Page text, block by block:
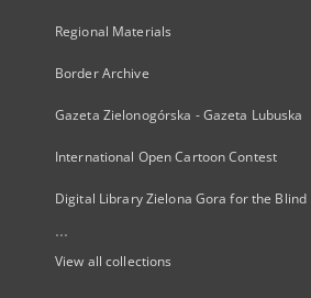
Regional Materials
Border Archive
Gazeta Zielonogórska - Gazeta Lubuska
International Open Cartoon Contest
Digital Library Zielona Gora for the Blind
...
View all collections